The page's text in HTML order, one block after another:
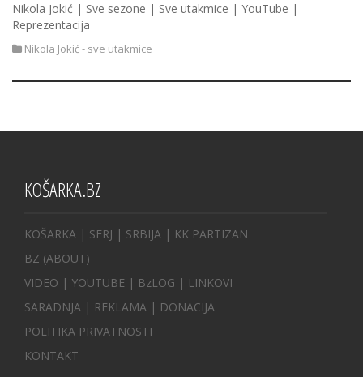
Nikola Jokić | Sve sezone | Sve utakmice | YouTube |
Reprezentacija
Nikola Jokić - sve utakmice
KOŠARKA.BZ
KOŠARKA | SFRJ | SRBIJA | KK PARTIZAN
BZ (ABOUT)
VIDEO | YOUTUBE | BzLOG | LINKOVI
SARADNJA | REKLAMA | DONACIJA
POLITIKA PRIVATNOSTI
KONTAKT